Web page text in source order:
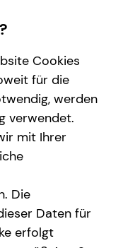
Cookies
für die
werden
verwendet.
mit Ihrer
Die
Daten für
erfolgt